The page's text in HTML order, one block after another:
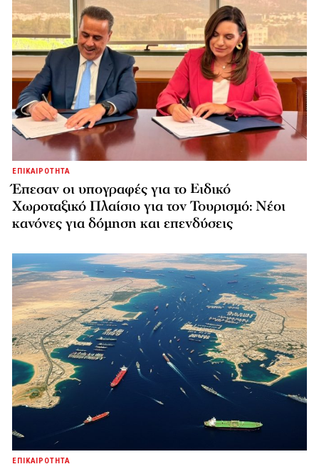
ΕΠΙΚΑΙΡΟΤΗΤΑ
Έπεσαν οι υπογραφές για το Ειδικό
Χωροταξικό Πλαίσιο για τον Τουρισμό: Νέοι
κανόνες για δόμηση και επενδύσεις
ΕΠΙΚΑΙΡΟΤΗΤΑ